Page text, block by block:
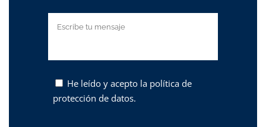
He leído y acepto la política de
protección de datos.